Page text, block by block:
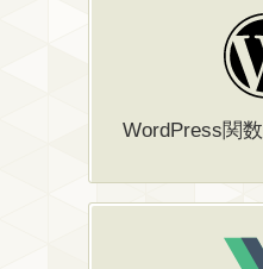
WordPress関